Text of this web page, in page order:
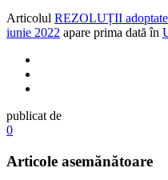
Articolul REZOLUȚII
iunie 2022 apare prima dată în
publicat de
0
Articole asemănătoare